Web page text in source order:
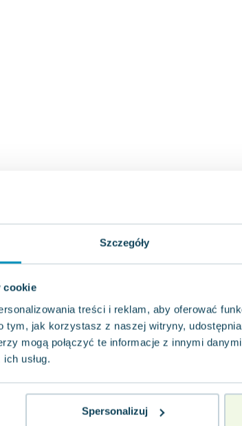
Szczegóły
cookie
treści i reklam, aby oferować
tym, jak korzystasz z naszej witryny,
mogą połączyć te informacje z innymi
usług.
Spersonalizuj